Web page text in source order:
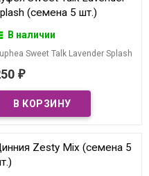
(семена 5 шт.)
В наличии
Sweet Talk Lavender Splash
₽
Zesty Mix (семена 5